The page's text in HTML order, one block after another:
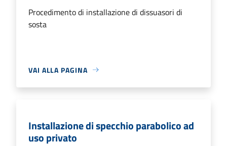
Procedimento di installazione di dissuasori di
sosta
VAI ALLA PAGINA
Installazione di specchio parabolico ad
uso privato